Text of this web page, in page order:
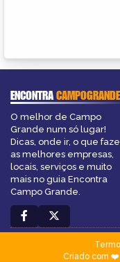
ENCONTRACAMPOGRANDE
O melhor de Campo
Grande num só lugar!
Dicas, onde ir, o que
as melhores empresas,
locais, serviços e muito
mais no guia Encontra
Campo Grande.
Criado com ❤️